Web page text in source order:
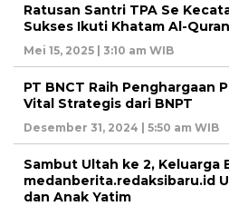
Ratusan Santri TPA Se
Sukses Ikuti Khatam Al-
Mei 15, 2025 | 3:10 am WIB
PT BNCT Raih Penghargaan
Vital Strategis dari BNPT
Desember 31, 2024 | 5:50 am WIB
Sambut Ultah ke 2, Keluarga
medanberita.redaksibaru.id
dan Anak Yatim